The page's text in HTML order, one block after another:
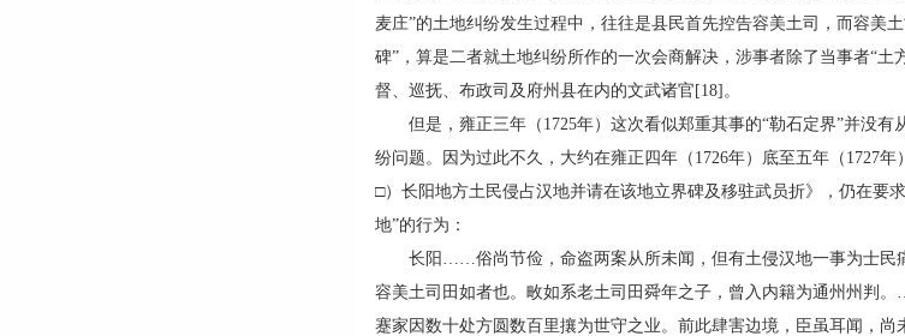
麦庄”的土地纠纷发生过程中，往往是县民首先控告容美土司，而容美
碑”，算是二者就土地纠纷所作的一次会商解决，涉事者除了当事者“
督、巡抚、布政司及府州县在内的文武诸官[18]。
但是，雍正三年（1725年）这次看似郑重其事的“勒石定界”并没有
纷问题。因为过此不久，大约在雍正四年（1726年）底至五年（1727
□）长阳地方土民侵占汉地并请在该地立界碑及移驻武员折》，仍在要
地”的行为：
长阳……俗尚节俭，命盗两案从所未闻，但有土侵汉地一事为士民
容美土司田如者也。畋如系老土司田舜年之子，曾入内籍为通州州判
蹇家因数十处方圆数百里攘为世守之业。前此肆害边境，臣虽耳闻，